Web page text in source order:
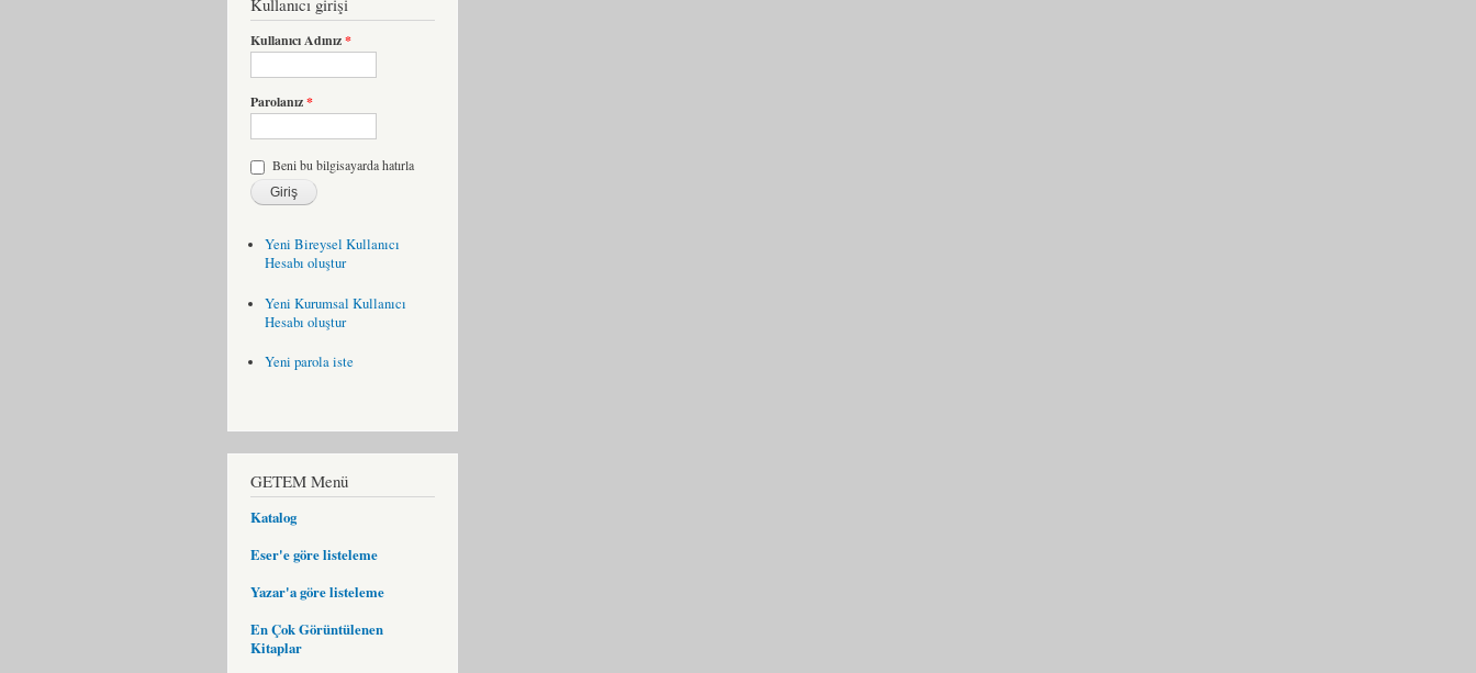
Kullanıcı Adınız*
Parolanız*
Beni bu bilgisayarda hatırla
Yeni Bireysel Kullanıcı
Hesabı oluştur
Yeni Kurumsal Kullanıcı
Hesabı oluştur
Yeni parola iste
GETEM Menü
Katalog
Eser'e göre listeleme
Yazar'a göre listeleme
En Çok Görüntülenen
Kitaplar